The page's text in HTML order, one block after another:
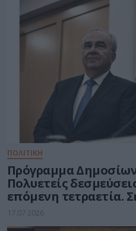
ΠΟΛΙΤΙΚΗ
Πρόγραμμα
Πολυετείς
επόμενη τετραετία.
Δεσμεύσεις για το
Διακυβέρνησης
17.07.2026